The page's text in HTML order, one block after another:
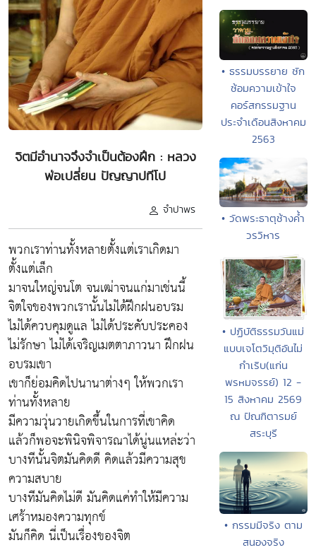
จิตมีอำนาจจึงจำเป็นต้องฝึก : หลวง
พ่อเปลี่ยน ปัญญาปทีโป
จำปาพร
พวกเราท่านทั้งหลายตั้งแต่เราเกิดมา
ตั้งแต่เล็ก
มาจนใหญ่จนโต จนเฒ่าจนแก่มาเช่นนี้
จิตใจของพวกเรานั้นไม่ได้ฝึกฝนอบรม
ไม่ได้ควบคุมดูแล ไม่ได้ประคับประคอง
ไม่รักษา ไม่ได้เจริญเมตตาภาวนา ฝึกฝน
อบรมเขา
เขาก็ย่อมคิดไปนานาต่างๆ ให้พวกเรา
ท่านทั้งหลาย
มีความวุ่นวายเกิดขึ้นในการที่เขาคิด
แล้วก็พอจะพินิจพิจารณาได้นู่นแหล่ะว่า
บางทีนั้นจิตมันคิดดี คิดแล้วมีความสุข
ความสบาย
บางทีมันคิดไม่ดี มันคิดแค่ทำให้มีความ
เศร้าหมองความทุกข์
มันก็คิด นี่เป็นเรื่องของจิต
• ธรรมบรรยาย ซัก
ซ้อมความเข้าใจ
คอร์สกรรมฐาน
ประจำเดือนสิงหาคม
2563
• วัดพระธาตุช้างค้ำ
วรวิหาร
• ปฏิบัติธรรมวันแม่
แบบเจโตวิมุติอันไม่
กำเริบ(แก่น
พรหมจรรย์) 12 -
15 สิงหาคม 2569
ณ ปัณฑิตารมย์
สระบุรี
• กรรมมีจริง ตาม
สนองจริง